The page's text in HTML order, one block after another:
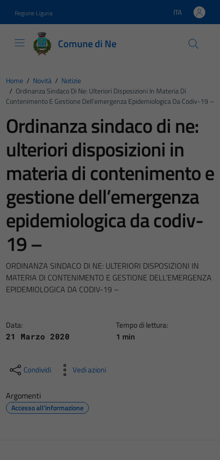
Regione Liguria Lingua attiva:
ITA
Comune di Ne
Home / Novità / Notizie
/ Ordinanza Sindaco Di Ne: Ulteriori Disposizioni In Materia Di
Contenimento E Gestione Dell’emergenza Epidemiologica Da Codiv-19 –
Ordinanza sindaco di ne:
ulteriori disposizioni in
materia di contenimento e
gestione dell’emergenza
epidemiologica da codiv-
19 –
ORDINANZA SINDACO DI NE: ULTERIORI DISPOSIZIONI IN
MATERIA DI CONTENIMENTO E GESTIONE DELL’EMERGENZA
EPIDEMIOLOGICA DA CODIV-19 –
Data:
21 Marzo 2020
Tempo di lettura:
1 min
Condividi Vedi azioni
Argomenti
Accesso all'informazione